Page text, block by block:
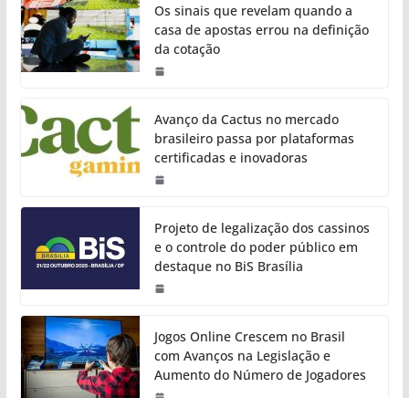
Os sinais que revelam quando a
casa de apostas errou na definição
da cotação
Avanço da Cactus no mercado
brasileiro passa por plataformas
certificadas e inovadoras
Projeto de legalização dos cassinos
e o controle do poder público em
destaque no BiS Brasília
Jogos Online Crescem no Brasil
com Avanços na Legislação e
Aumento do Número de Jogadores